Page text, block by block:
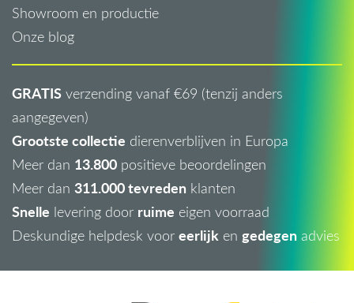
Showroom en productie
Onze blog
GRATIS verzending vanaf €69 (tenzij anders
aangegeven)
Grootste collectie dierenverblijven in Europa
Meer dan 13.800 positieve beoordelingen
Meer dan 311.000 tevreden klanten
Snelle levering door ruime eigen voorraad
Deskundige helpdesk voor eerlijk en gedegen advies